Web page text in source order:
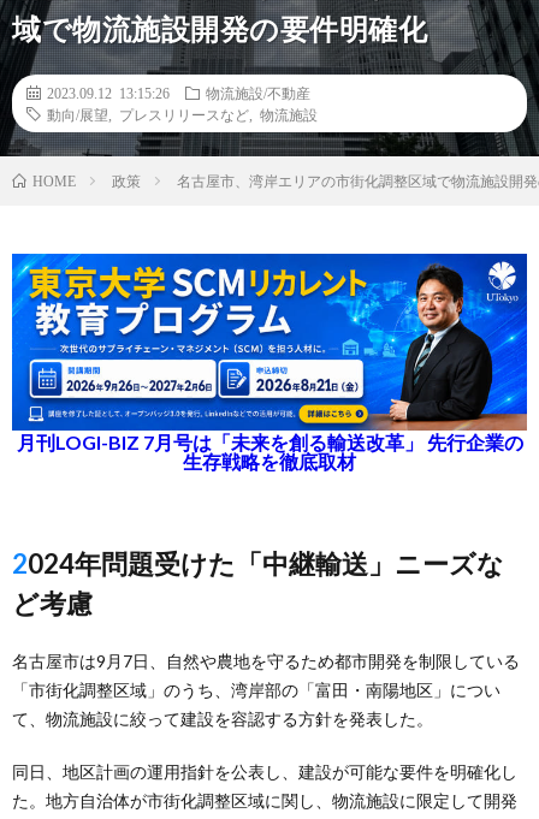
域で物流施設開発の要件明確化
2023.09.12 13:15:26
物流施設/不動産
動向/展望
プレスリリースなど 物流施設
HOME 政策 名古屋市、湾岸エリアの市街化調整区域で物流施設開
月刊LOGI-BIZ 7月号は「未来を創る輸送改革」 先行企業の
生存戦略を徹底取材
2024年問題受けた「中継輸送」ニーズな
ど考慮
名古屋市は9月7日、自然や農地を守るため都市開発を制限している
「市街化調整区域」のうち、湾岸部の「富田・南陽地区」につい
て、物流施設に絞って建設を容認する方針を発表した。
同日、地区計画の運用指針を公表し、建設が可能な要件を明確化し
た。地方自治体が市街化調整区域に関し、物流施設に限定して開発